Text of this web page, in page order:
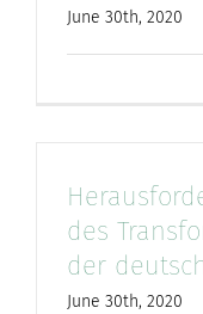
June 30th, 2020
des
der
June 30th, 2020